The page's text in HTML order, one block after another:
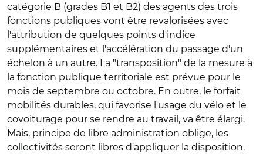
catégorie B (grades B1 et B2) des agents des trois
fonctions publiques vont être revalorisées avec
l'attribution de quelques points d'indice
supplémentaires et l'accélération du passage d'un
échelon à un autre. La "transposition" de la mesure à
la fonction publique territoriale est prévue pour le
mois de septembre ou octobre. En outre, le forfait
mobilités durables, qui favorise l'usage du vélo et le
covoiturage pour se rendre au travail, va être élargi.
Mais, principe de libre administration oblige, les
collectivités seront libres d'appliquer la disposition.